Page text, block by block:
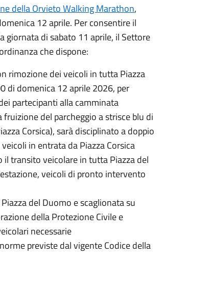
della Orvieto Walking Marathon,
12 aprile. Per consentire il
giornata di sabato 11 aprile, il Settore
che dispone:
rimozione dei veicoli in tutta Piazza
di domenica 12 aprile 2026, per
partecipanti alla camminata
del parcheggio a strisce blu di
Corsica), sarà disciplinato a doppio
in entrata da Piazza Corsica
transito veicolare in tutta Piazza del
veicoli di pronto intervento
del Duomo e scaglionata su
della Protezione Civile e
necessarie
previste dal vigente Codice della